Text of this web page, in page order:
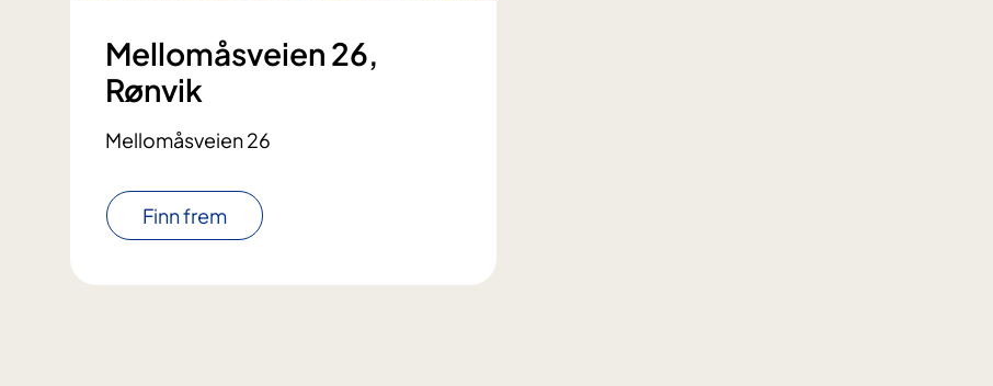
Mellomåsveien 26,
Rønvik
Mellomåsveien 26
Finn frem